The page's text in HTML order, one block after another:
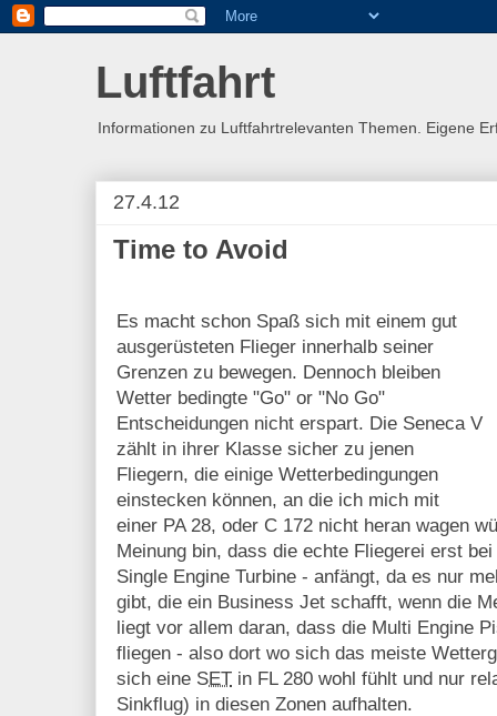
Luftfahrt
Informationen zu Luftfahrtrelevanten Themen. Eigene
27.4.12
Time to Avoid
Es macht schon Spaß sich mit einem gut
ausgerüsteten Flieger innerhalb seiner
Grenzen zu bewegen. Dennoch bleiben
Wetter bedingte "Go" or "No Go"
Entscheidungen nicht erspart. Die Seneca V
zählt in ihrer Klasse sicher zu jenen
Fliegern, die einige Wetterbedingungen
einstecken können, an die ich mich mit
einer PA 28, oder C 172 nicht heran wagen
Meinung bin, dass die echte Fliegerei erst
Single Engine Turbine - anfängt, da es nur
gibt, die ein Business Jet schafft, wenn die
liegt vor allem daran, dass die Multi Engine
fliegen - also dort wo sich das meiste
sich eine SET in FL 280 wohl fühlt und nur
Sinkflug) in diesen Zonen aufhalten.